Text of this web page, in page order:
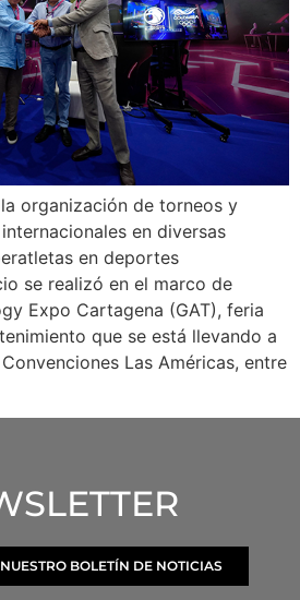
organización de torneos y
en diversas
en deportes
se realizó en el marco de
Expo Cartagena (GAT), feria
que se está llevando a
Las Américas, entre
BOLETÍN DE NOTICIAS